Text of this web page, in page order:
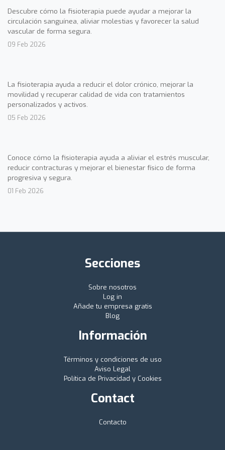
Descubre cómo la fisioterapia puede ayudar a mejorar la
circulación sanguínea, aliviar molestias y favorecer la salud
vascular de forma segura.
09 Feb 2026
La fisioterapia ayuda a reducir el dolor crónico, mejorar la
movilidad y recuperar calidad de vida con tratamientos
personalizados y activos.
05 Feb 2026
Conoce cómo la fisioterapia ayuda a aliviar el estrés muscular,
reducir contracturas y mejorar el bienestar físico de forma
progresiva y segura.
01 Feb 2026
Secciones
Sobre nosotros
Log in
Añade tu empresa gratis
Blog
Información
Términos y condiciones de uso
Aviso Legal
Política de Privacidad y Cookies
Contact
Contacto